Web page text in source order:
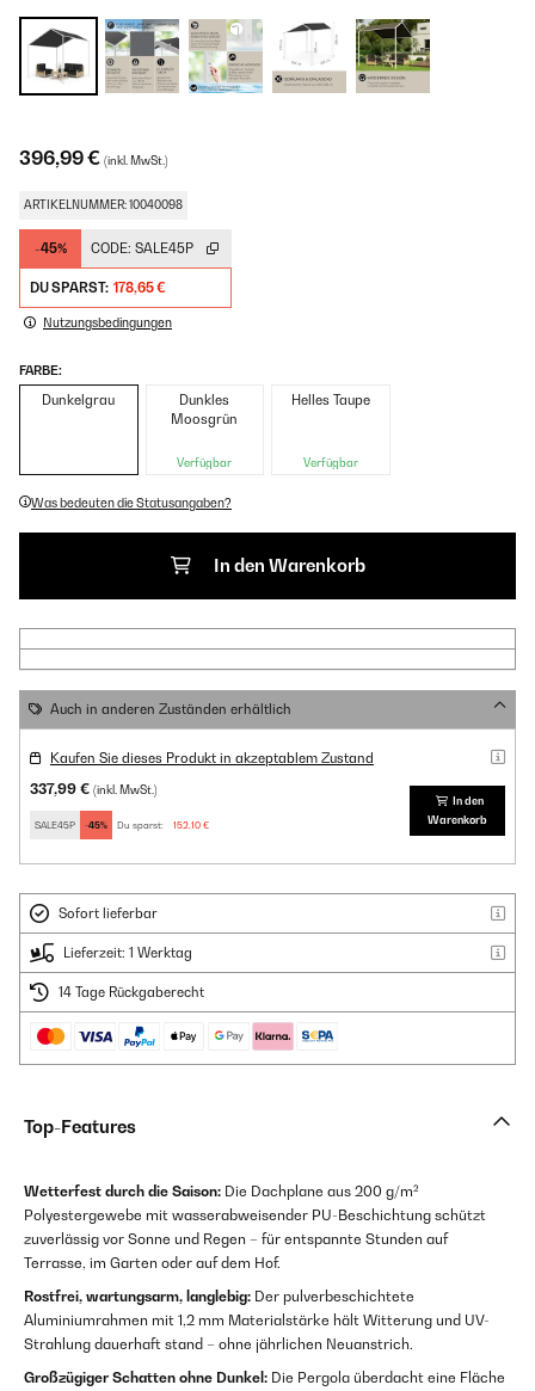
396,99 € (inkl. MwSt.)
ARTIKELNUMMER: 10040098
-45% CODE: SALE45P
DU SPARST: 178,65 €
Nutzungsbedingungen
FARBE:
Dunkelgrau
Dunkles
Moosgrün
Verfügbar
Helles Taupe
Verfügbar
Was bedeuten die Statusangaben?
In den Warenkorb
Auch in anderen Zuständen erhältlich
Kaufen Sie dieses Produkt in akzeptablem Zustand
337,99 € (inkl. MwSt.)
SALE45P -45% Du sparst: 152,10 €
In den
Warenkorb
Sofort lieferbar
Lieferzeit: 1 Werktag
14 Tage Rückgaberecht
Top-Features
Wetterfest durch die Saison: Die Dachplane aus 200 g/m²
Polyestergewebe mit wasserabweisender PU-Beschichtung schützt
zuverlässig vor Sonne und Regen – für entspannte Stunden auf
Terrasse, im Garten oder auf dem Hof.
Rostfrei, wartungsarm, langlebig: Der pulverbeschichtete
Aluminiumrahmen mit 1,2 mm Materialstärke hält Witterung und UV-
Strahlung dauerhaft stand – ohne jährlichen Neuanstrich.
Großzügiger Schatten ohne Dunkel: Die Pergola überdacht eine Fläche